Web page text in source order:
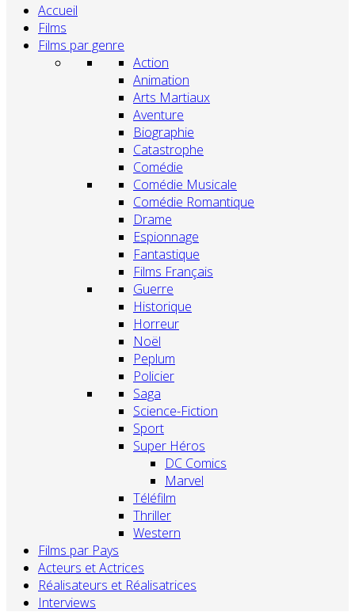
Accueil
Films
Films par genre
Action
Animation
Arts Martiaux
Aventure
Biographie
Catastrophe
Comédie
Comédie Musicale
Comédie Romantique
Drame
Espionnage
Fantastique
Films Français
Guerre
Historique
Horreur
Noël
Peplum
Policier
Saga
Science-Fiction
Sport
Super Héros
DC Comics
Marvel
Téléfilm
Thriller
Western
Films par Pays
Acteurs et Actrices
Réalisateurs et Réalisatrices
Interviews